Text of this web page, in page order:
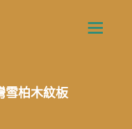
雪柏木紋板